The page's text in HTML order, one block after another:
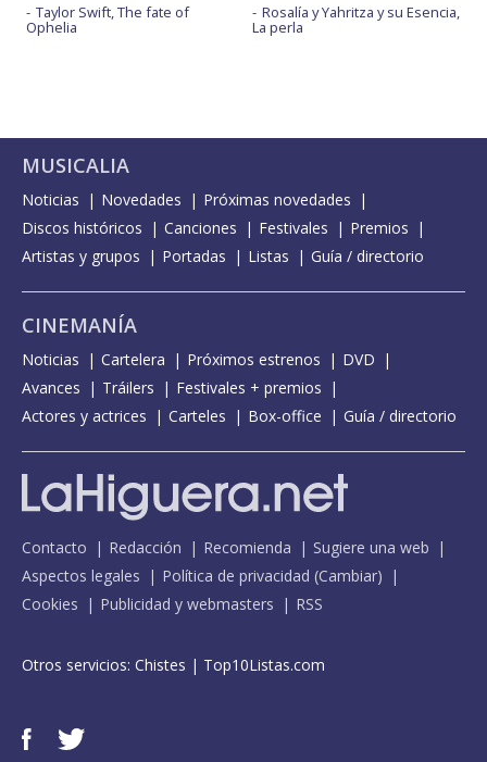
Taylor Swift, The fate of
Ophelia
Rosalía y Yahritza y su Esencia,
La perla
MUSICALIA
Noticias Novedades
Próximas novedades
Discos históricos
Canciones Festivales
Premios
Artistas y grupos
Portadas Listas Guía / directorio
CINEMANÍA
Noticias Cartelera Próximos estrenos
DVD
Avances
Tráilers
Festivales + premios
Actores y actrices
Carteles Box-office Guía / directorio
Contacto Redacción Recomienda
Sugiere una web
Aspectos legales
Política de privacidad (Cambiar)
Cookies
Publicidad y webmasters RSS
Otros servicios: Chistes | Top10Listas.com